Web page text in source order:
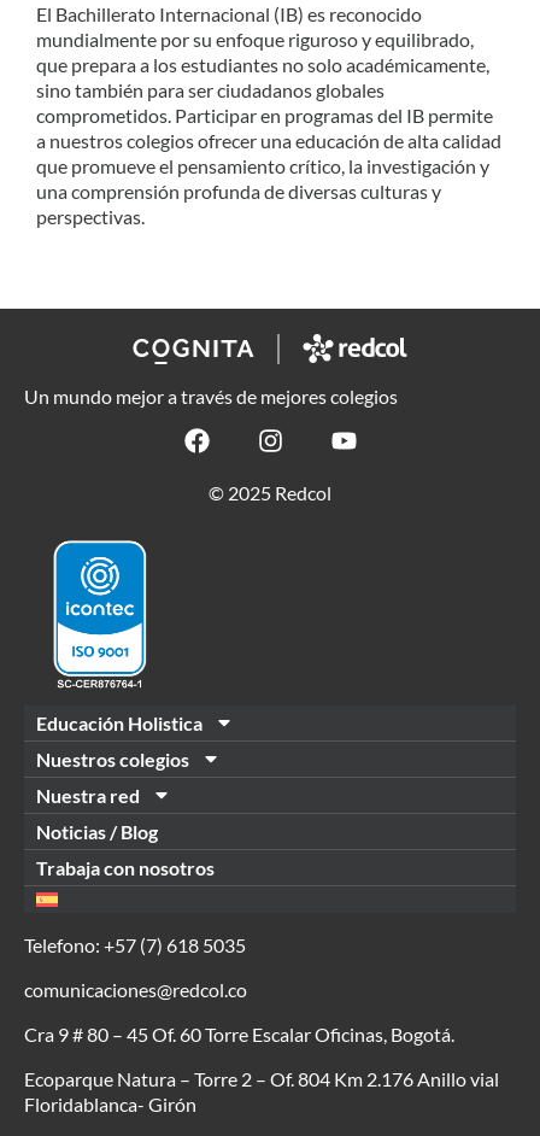
El Bachillerato Internacional (IB) es reconocido
mundialmente por su enfoque riguroso y equilibrado,
que prepara a los estudiantes no solo académicamente,
sino también para ser ciudadanos globales
comprometidos. Participar en programas del IB permite
a nuestros colegios ofrecer una educación de alta calidad
que promueve el pensamiento crítico, la investigación y
una comprensión profunda de diversas culturas y
perspectivas.
Un mundo mejor a través de mejores colegios
© 2025 Redcol
Educación Holistica
Nuestros colegios
Nuestra red
Noticias / Blog
Trabaja con nosotros
Telefono: +57 (7) 618 5035
comunicaciones@redcol.co
Cra 9 # 80 – 45 Of. 60 Torre Escalar Oficinas, Bogotá.
Ecoparque Natura – Torre 2 – Of. 804 Km 2.176 Anillo vial
Floridablanca- Girón